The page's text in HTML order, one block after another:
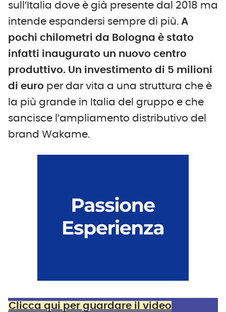
sull’Italia dove è già presente dal 2018 ma
intende espandersi sempre di più. A
pochi chilometri da Bologna è stato
infatti inaugurato un nuovo centro
produttivo. Un investimento di 5 milioni
di euro per dar vita a una struttura che è
la più grande in Italia del gruppo e che
sancisce l’ampliamento distributivo del
brand Wakame.
Clicca qui per guardare il video